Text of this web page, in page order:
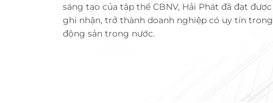
sáng tạo của tập thể CBNV, Hải Phát đã đạt
ghi nhận, trở thành doanh nghiệp có uy tín
động sản trong nước.